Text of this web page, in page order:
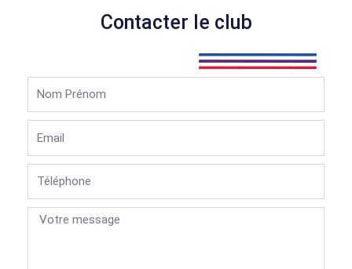
Contacter le club
Prénom